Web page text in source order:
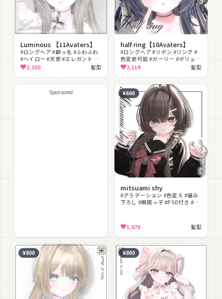
Luminous 【11Avaters】
#ロングヘア #癖っ毛 #ふわふわ
#ヘイロー #天使 #エレガント #
清楚 #発光 #MA対応 #lilToon対
2,330 髪型
half ring【10Avaters】
#ロングヘア #リボン #リング #
色変更可能 #ガーリー #ボリュー
ムヘア #PSD付き
2,119 髪型
Sponsored ¥600
mitsuami shy
#グラデーション #色変え #編み
下ろし #眼鏡っ子 #PSD付き #ヘ
1,678 髪型
¥800 ¥800